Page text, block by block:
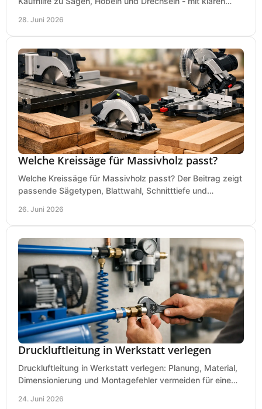
28. Juni 2026
Welche Kreissäge für Massivholz passt?
Welche Kreissäge für Massivholz passt? Der Beitrag zeigt
passende Sägetypen, Blattwahl, Schnitttiefe und
26. Juni 2026
Druckluftleitung in Werkstatt verlegen
Druckluftleitung in Werkstatt verlegen: Planung, Material,
Dimensionierung und Montagefehler vermeiden für eine
24. Juni 2026